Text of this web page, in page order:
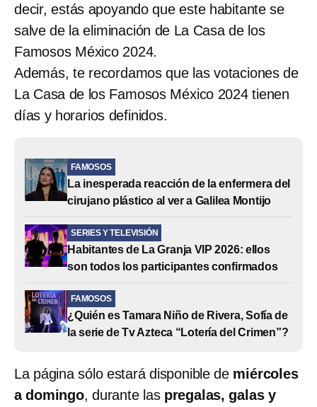
decir, estás apoyando que este habitante se
salve de la eliminación de La Casa de los
Famosos México 2024.
Además, te recordamos que las votaciones de
La Casa de los Famosos México 2024 tienen
días y horarios definidos.
FAMOSOS
La inesperada reacción de la enfermera del
cirujano plástico al ver a Galilea Montijo
SERIES Y TELEVISIÓN
Habitantes de La Granja VIP 2026: ellos
son todos los participantes confirmados
FAMOSOS
¿Quién es Tamara Niño de Rivera, Sofía de
la serie de Tv Azteca “Lotería del Crimen”?
La página sólo estará disponible de miércoles
a domingo, durante las pregalas, galas y